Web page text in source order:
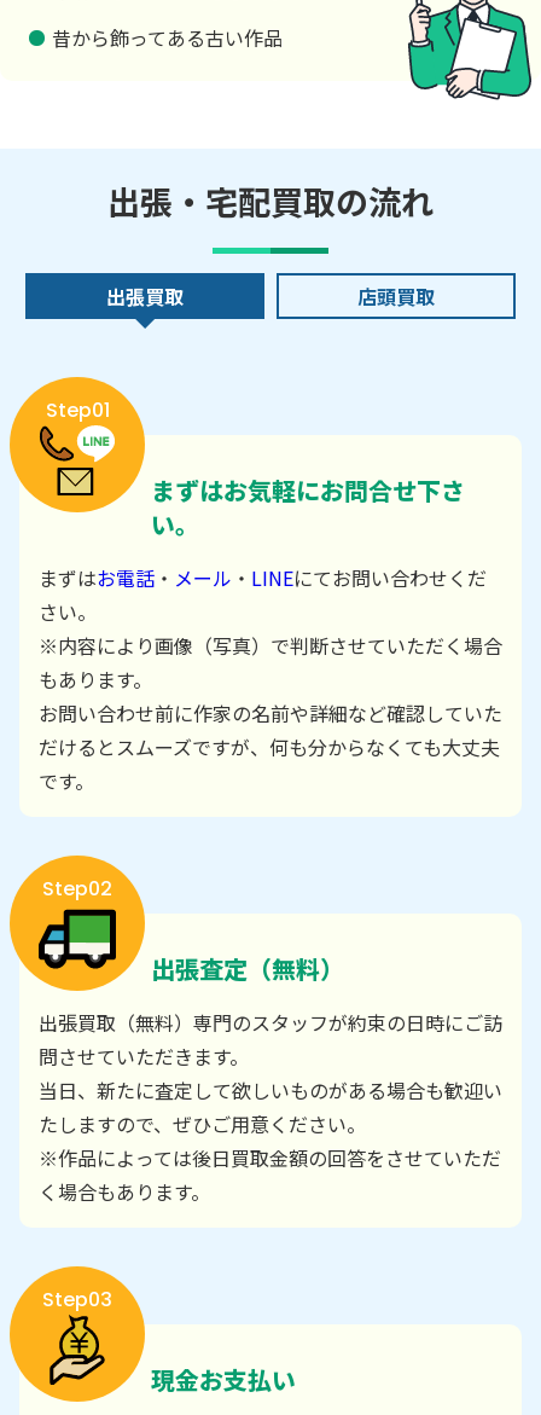
昔から飾ってある古い作品
出張・宅配買取の流れ
出張買取 店頭買取
Step01
まずはお気軽にお問合せ下さ
い。
まずはお電話 ・ メール ・ LINEにてお問い合わせくだ
さい。
※内容により画像（写真）で判断させていただく場合
もあります。
お問い合わせ前に作家の名前や詳細など確認していた
だけるとスムーズですが、何も分からなくても大丈夫
です。
Step02
出張査定（無料）
出張買取（無料）専門のスタッフが約束の日時にご訪
問させていただきます。
当日、新たに査定して欲しいものがある場合も歓迎い
たしますので、ぜひご用意ください。
※作品によっては後日買取金額の回答をさせていただ
く場合もあります。
Step03
現金お支払い